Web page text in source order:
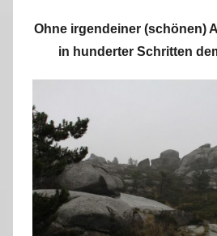
Ohne irgendeiner (schönen)
in hunderter Schritten